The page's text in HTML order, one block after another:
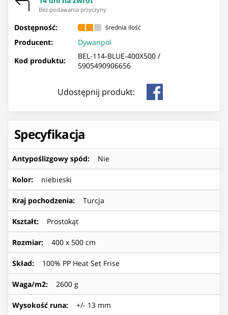
Bez podawania przyczyny
Dostępność: średnia ilość
Producent:
Dywanpol
Kod produktu:
BEL-114-BLUE-400X500 /
5905490906656
Udostępnij produkt:
Specyfikacja
Antypoślizgowy spód: Nie
Kolor: niebieski
Kraj pochodzenia: Turcja
Kształt: Prostokąt
Rozmiar: 400 x 500 cm
Skład: 100% PP Heat Set Frise
Waga/m2: 2600 g
Wysokość runa: +/- 13 mm